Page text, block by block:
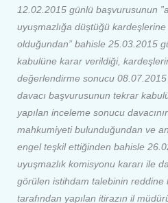
12.02.2015 günlü başvurusunun
uyuşmazlığa düştüğü
olduğundan” bahisle 25.03.2015
kabulüne karar verildiği,
değerlendirme sonucu 08.07.2015
davacı başvurusunun tekrar
yapılan inceleme sonucu
mahkumiyeti bulunduğundan ve
engel teşkil ettiğinden bahisle
uyuşmazlık komisyonu kararı ile
görülen istihdam talebinin reddine
tarafından yapılan itirazın il